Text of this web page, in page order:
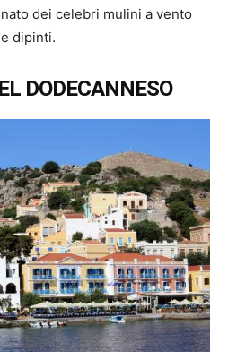
dei celebri mulini a vento
dipinti.
DODECANNESO